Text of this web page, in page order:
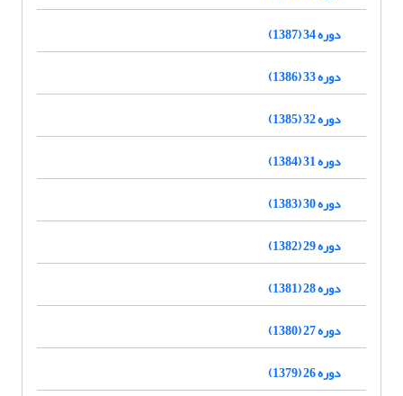
دوره 34 (1387)
دوره 33 (1386)
دوره 32 (1385)
دوره 31 (1384)
دوره 30 (1383)
دوره 29 (1382)
دوره 28 (1381)
دوره 27 (1380)
دوره 26 (1379)